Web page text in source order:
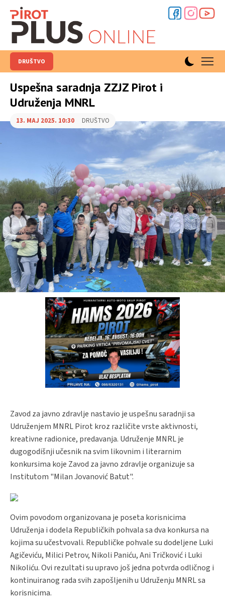
DRUŠTVO
Uspešna saradnja ZZJZ Pirot i
Udruženja MNRL
13. MAJ 2025. 10:30 DRUŠTVO
Zavod za javno zdravlje nastavio je uspešnu saradnji sa
Udruženjem MNRL Pirot kroz različite vrste aktivnosti,
kreativne radionice, predavanja. Udruženje MNRL je
dugogodišnji učesnik na svim likovnim i literarnim
konkursima koje Zavod za javno zdravlje organizuje sa
Institutom "Milan Jovanović Batut".
Ovim povodom organizovana je poseta korisnicima
Udruženja i dodela Republičkih pohvala sa dva konkursa na
kojima su učestvovali. Republičke pohvale su dodeljene Luki
Agičeviću, Milici Petrov, Nikoli Paniću, Ani Tričković i Luki
Nikoliću. Ovi rezultati su upravo još jedna potvrda odličnog i
kontinuiranog rada svih zapošljenih u Udruženju MNRL sa
korisnicima.